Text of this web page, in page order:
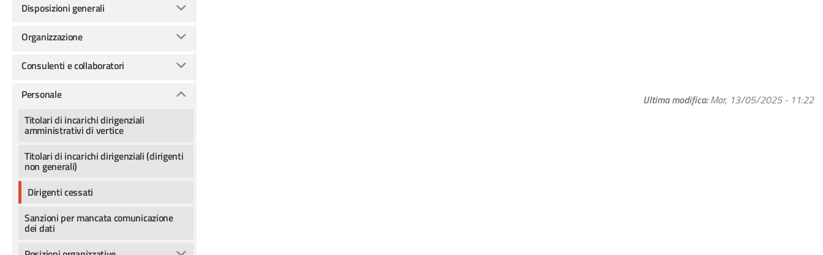
Ultima modifica Mar, 13/05/2025 - 11:22
Disposizioni generali
Organizzazione
Consulenti e collaboratori
Personale
Titolari di incarichi dirigenziali
amministrativi di vertice
Titolari di incarichi dirigenziali (dirigenti
non generali)
Dirigenti cessati
Sanzioni per mancata comunicazione
dei dati